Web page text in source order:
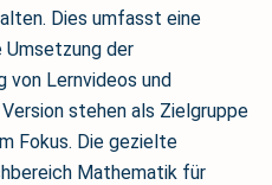
Dies umfasst eine
Umsetzung der
von Lernvideos und
stehen als Zielgruppe
Fokus. Die gezielte
Mathematik für